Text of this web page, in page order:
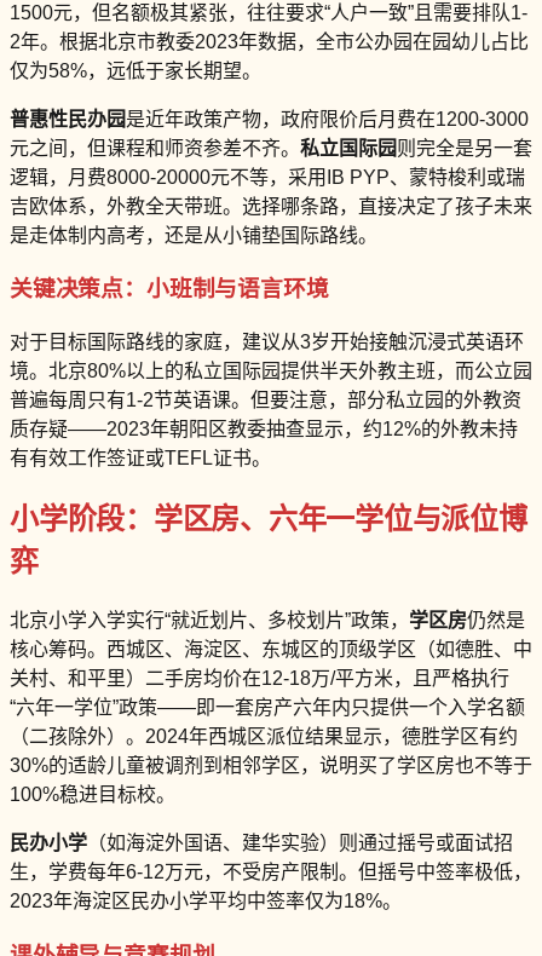
1500元，但名额极其紧张，往往要求“人户一致”且需要排队1-
2年。根据北京市教委2023年数据，全市公办园在园幼儿占比
仅为58%，远低于家长期望。
普惠性民办园是近年政策产物，政府限价后月费在1200-3000
元之间，但课程和师资参差不齐。 私立国际园则完全是另一套
逻辑，月费8000-20000元不等，采用IB PYP、蒙特梭利或瑞
吉欧体系，外教全天带班。选择哪条路，直接决定了孩子未来
是走体制内高考，还是从小铺垫国际路线。
关键决策点：小班制与语言环境
对于目标国际路线的家庭，建议从3岁开始接触沉浸式英语环
境。北京80%以上的私立国际园提供半天外教主班，而公立园
普遍每周只有1-2节英语课。但要注意，部分私立园的外教资
质存疑——2023年朝阳区教委抽查显示，约12%的外教未持
有有效工作签证或TEFL证书。
小学阶段：学区房、六年一学位与派位博
弈
北京小学入学实行“就近划片、多校划片”政策， 学区房仍然是
核心筹码。西城区、海淀区、东城区的顶级学区（如德胜、中
关村、和平里）二手房均价在12-18万/平方米，且严格执行
“六年一学位”政策——即一套房产六年内只提供一个入学名额
（二孩除外）。2024年西城区派位结果显示，德胜学区有约
30%的适龄儿童被调剂到相邻学区，说明买了学区房也不等于
100%稳进目标校。
民办小学 （如海淀外国语、建华实验）则通过摇号或面试招
生，学费每年6-12万元，不受房产限制。但摇号中签率极低，
2023年海淀区民办小学平均中签率仅为18%。